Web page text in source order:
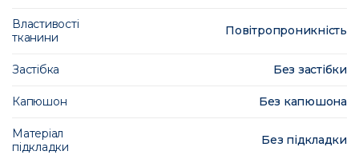
Властивості
тканини
Повітропроникність
Застібка Без застібки
Капюшон Без капюшона
Матеріал
підкладки
Без підкладки